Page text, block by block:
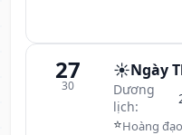
27
30
☀️Ngày
Dương
lịch:
⭐Hoàng đạo